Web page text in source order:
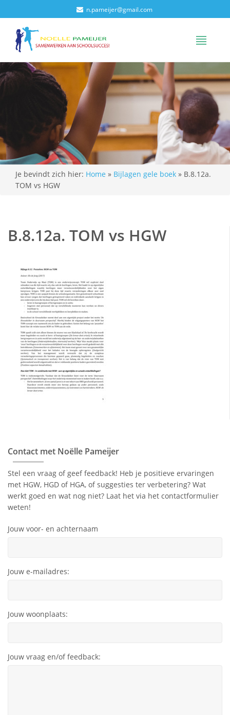
n.pameijer@gmail.com
Je bevindt zich hier: Home » Bijlagen gele boek » B.8.12a.
TOM vs HGW
B.8.12a. TOM vs HGW
Contact met Noëlle Pameijer
Stel een vraag of geef feedback! Heb je positieve ervaringen
met HGW, HGD of HGA, of suggesties ter verbetering? Wat
werkt goed en wat nog niet? Laat het via het contactformulier
weten!
Jouw voor- en achternaam
Jouw e-mailadres:
Jouw woonplaats:
Jouw vraag en/of feedback: